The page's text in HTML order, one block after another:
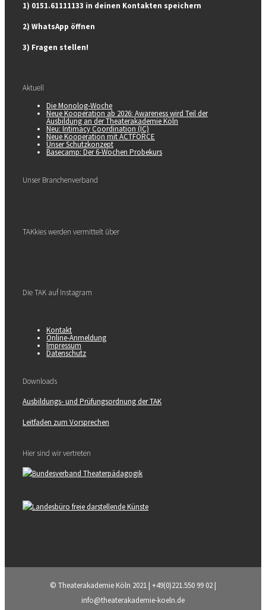
1) 0151.61111133 in deinen Kontakten speichern
2) WhatsApp öffnen
3) Fragen stellen!
Aktuell
Die Monolog-Woche
Neue Kooperation ab 2026: Awareness wird Teil der
Ausbildung an der Theaterakademie Köln
Neu: Intimacy Coordination (IC)
Neue Kooperation mit ACTFORCE
Unser Schutzkonzept
Basecamp: Der 6-Wochen Probekurs
Unser Branchenverband
TAKkies werden vermittelt über
Die TAK auf Instagram
Kontakt
Online-Anmeldung
Impressum
Datenschutz
Downloads
Ausbildungs- und Prüfungsordnung der TAK
Leitfaden zum Vorsprechen
Hier sind wir vertreten
© Theaterakademie Köln 2021 | +49(0)221.550 99 02 |
info@theaterakademie-koeln.de